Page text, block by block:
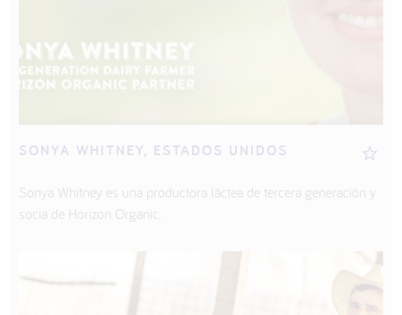
SONYA WHITNEY, ESTADOS UNIDOS
Sonya Whitney es una productora láctea de tercera generación y
socia de Horizon Organic.